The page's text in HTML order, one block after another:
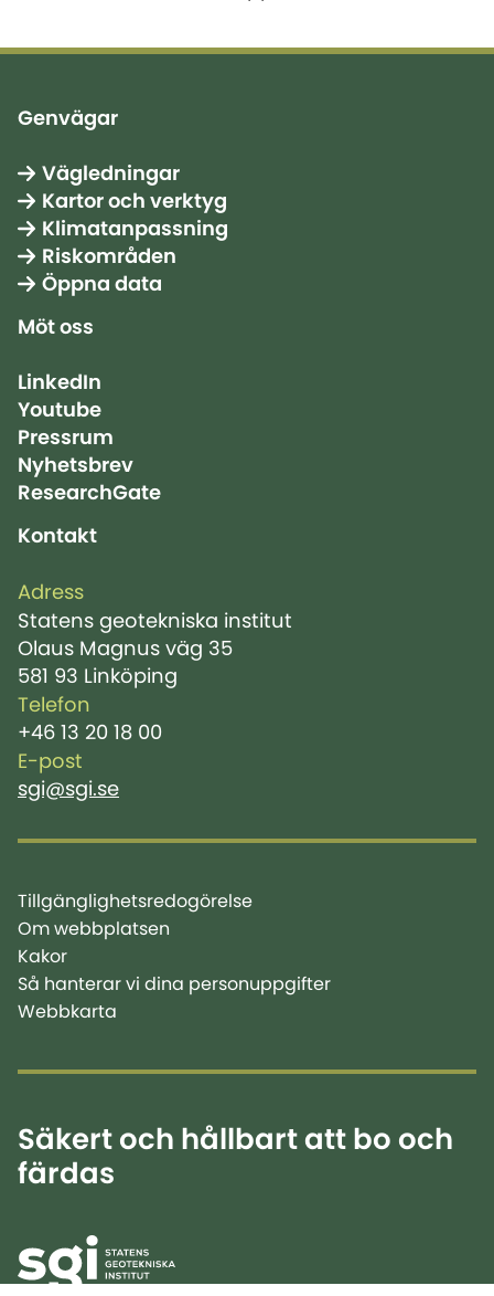
Genvägar
Vägledningar
Kartor och verktyg
Klimatanpassning
Riskområden
Öppna data
Möt oss
LinkedIn
Youtube
Pressrum
Nyhetsbrev
ResearchGate
Kontakt
Adress
Statens geotekniska institut
Olaus Magnus väg 35
581 93 Linköping
Telefon
+46 13 20 18 00
E-post
sgi@sgi.se
Tillgänglighetsredogörelse
Om webbplatsen
Kakor
Så hanterar vi dina personuppgifter
Webbkarta
Säkert och hållbart att bo och
färdas